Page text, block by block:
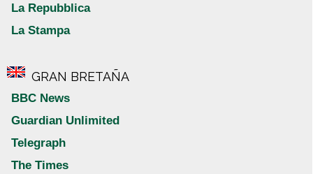
La Repubblica
La Stampa
GRAN BRETAÑA
BBC News
Guardian Unlimited
Telegraph
The Times